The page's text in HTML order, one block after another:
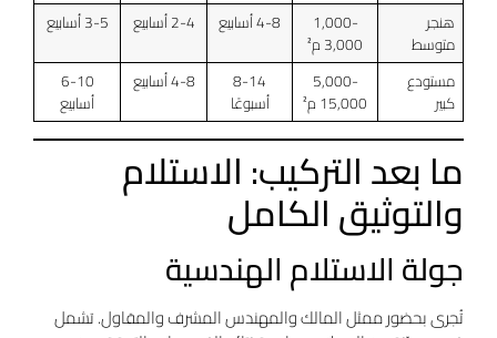
هنجر
متوسط
1,000-
3,000 م²
4-8 أسابيع 2-4 أسابيع 3-5 أسابيع
مستودع
كبير
5,000-
15,000 م²
8-14
أسبوعًا
4-8 أسابيع 6-10
أسابيع
ما بعد التركيب: الاستلام
والتوثيق الكامل
جولة الاستلام الهندسية
تُجرى بحضور ممثل المالك والمهندس المشرف والمقاول. تشمل